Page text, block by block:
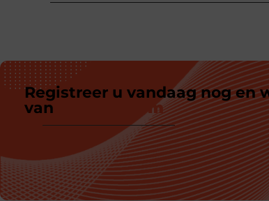
Registreer u vandaag nog en
van
ons platform